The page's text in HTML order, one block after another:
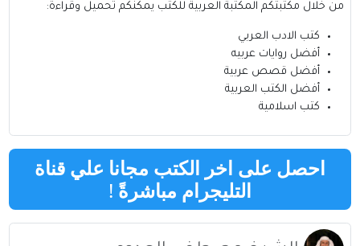
من خلال مكتبتكم المكتبة العربية للكتب يمكنكم تحميل وقراءة:
كتب الادب العربي
أفضل روايات عربيه
أفضل قصص عربية
أفضل الكتب العربية
كتب اسلامية
احصل على اخر الكتب مجانا علي قناة
التليجرام مباشرةً !